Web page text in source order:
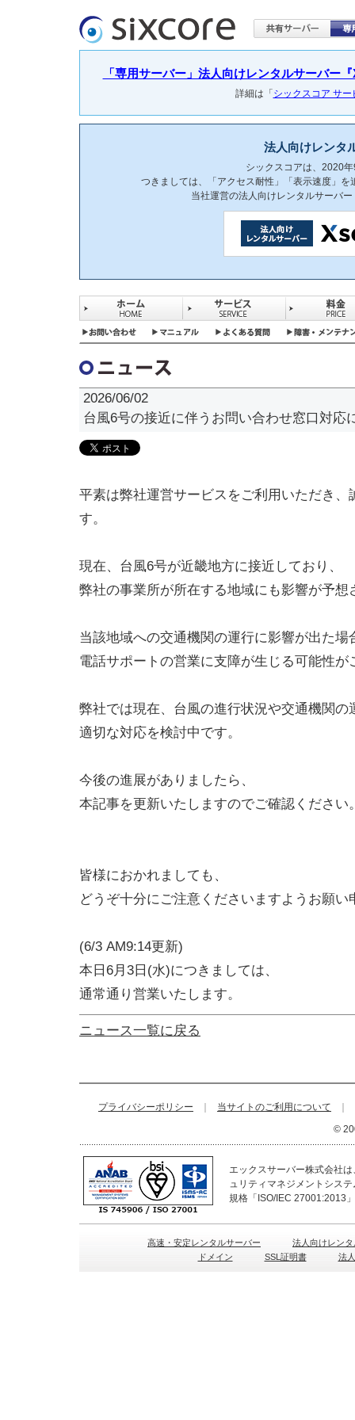
「専用サーバー」法人向けレンタルサーバー
詳細は「 シックスコア サ
法人向けレンタ
シックスコアは、2020
つきましては、「アクセス耐性」「表示速度」
当社運営の法人向けレンタルサーバー
2026/06/02
台風6号の接近に伴うお問い合わせ窓口対応
平素は弊社運営サービスをご利用いただき、
す。
現在、台風6号が近畿地方に接近しており、
弊社の事業所が所在する地域にも影響が予想
当該地域への交通機関の運行に影響が出た場
電話サポートの営業に支障が生じる可能性が
弊社では現在、台風の進行状況や交通機関の
適切な対応を検討中です。
今後の進展がありましたら、
本記事を更新いたしますのでご確認ください
皆様におかれましても、
どうぞ十分にご注意くださいますようお願い
(6/3 AM9:14更新)
本日6月3日(水)につきましては、
通常通り営業いたします。
ニュース一覧に戻る
プライバシーポリシー 当サイトのご利用について
©
エックスサーバー株式会社
ュリティマネジメントシス
規格「ISO/IEC 27001:2013
高速・安定レンタルサーバー
法人向けレン
ドメイン
SSL証明書 法